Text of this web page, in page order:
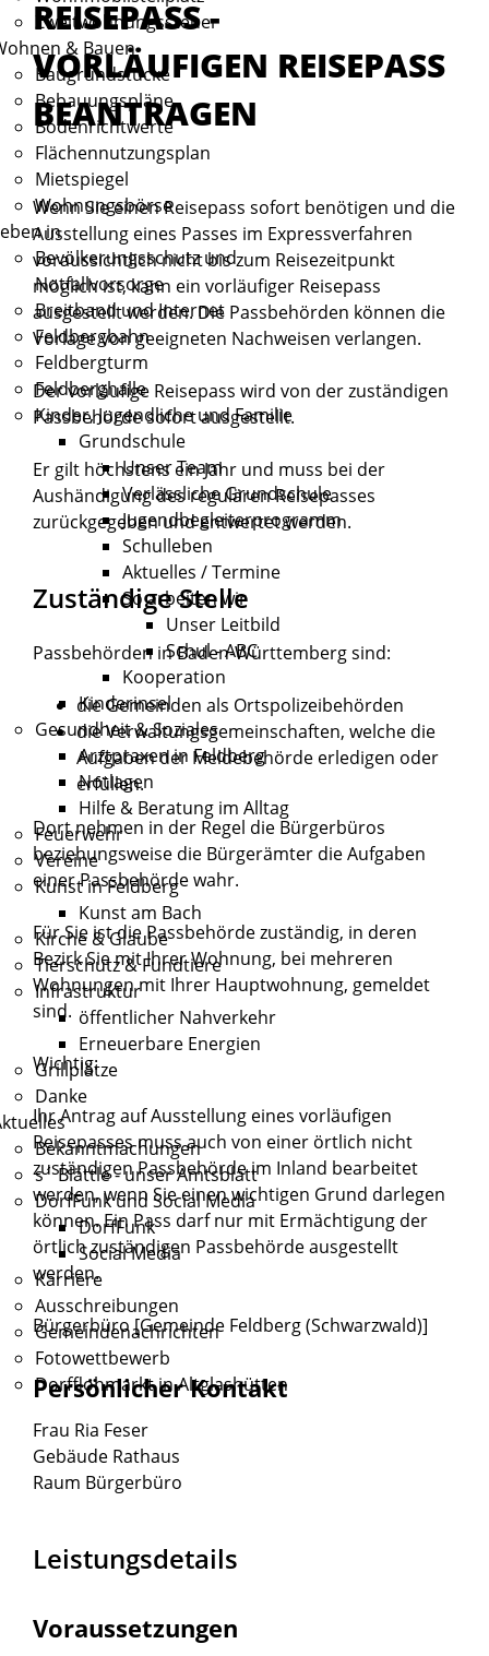
Zweitwohnungssteuer
& Bauen
Baugrundstücke
Bebauungspläne
Bodenrichtwerte
Flächennutzungsplan
Mietspiegel
Wohnungsbörse
in
Bevölkerungsschutz und
Notfallvorsorge
Breitband und Internet
Feldbergbahn
Feldbergturm
Feldberghalle
Kinder, Jugendliche und Familie
Grundschule
Unser Team
Verlässliche Grundschule
Jugendbegleiterprogramm
Schulleben
Aktuelles / Termine
So arbeiten wir
Unser Leitbild
Schul - ABC
Kooperation
Kinderinsel
Gesundheit & Soziales
Arztpraxen in Feldberg
Notlagen
Hilfe & Beratung im Alltag
Feuerwehr
Vereine
Kunst in Feldberg
Kunst am Bach
Kirche & Glaube
Tierschutz & Fundtiere
Infrastruktur
öffentlicher Nahverkehr
Erneuerbare Energien
Grillplätze
Danke
Bekanntmachungen
s´ Blättle - unser Amtsblatt
DorfFunk und Social Media
DorfFunk
Social Media
Karriere
Ausschreibungen
Gemeindenachrichten
Fotowettbewerb
Dorfflohmarkt in Altglashütten
REISEPASS -
VORLÄUFIGEN REISEPASS
BEANTRAGEN
Wenn Sie einen Reisepass sofort benötigen und die
Ausstellung eines Passes im Expressverfahren
voraussichtlich nicht bis zum Reisezeitpunkt
möglich ist, kann ein vorläufiger Reisepass
ausgestellt werden. Die Passbehörden können die
Vorlage von geeigneten Nachweisen verlangen.
Der vorläufige Reisepass wird von der zuständigen
Passbehörde sofort ausgestellt.
Er gilt höchstens ein Jahr und muss bei der
Aushändigung des regulären Reisepasses
zurückgegeben und entwertet werden.
Zuständige Stelle
Passbehörden in Baden-Württemberg sind:
die Gemeinden als Ortspolizeibehörden
die Verwaltungsgemeinschaften, welche die
Aufgaben der Meldebehörde erledigen oder
erfüllen.
Dort nehmen in der Regel die Bürgerbüros
beziehungsweise die Bürgerämter die Aufgaben
einer Passbehörde wahr.
Für Sie ist die Passbehörde zuständig, in deren
Bezirk Sie mit Ihrer Wohnung, bei mehreren
Wohnungen mit Ihrer Hauptwohnung, gemeldet
sind.
Wichtig:
Ihr Antrag auf Ausstellung eines vorläufigen
Reisepasses muss auch von einer örtlich nicht
zuständigen Passbehörde im Inland bearbeitet
werden, wenn Sie einen wichtigen Grund darlegen
können. Ein Pass darf nur mit Ermächtigung der
örtlich zuständigen Passbehörde ausgestellt
werden.
Bürgerbüro [Gemeinde Feldberg (Schwarzwald)]
Persönlicher Kontakt
Frau Ria Feser
Gebäude Rathaus
Raum Bürgerbüro
Leistungsdetails
Voraussetzungen